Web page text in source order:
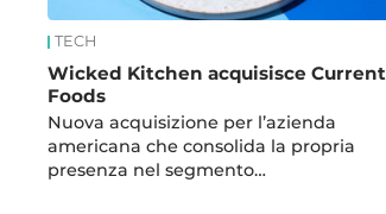
TECH
Wicked Kitchen acquisisce Current
Foods
Nuova acquisizione per l’azienda
americana che consolida la propria
presenza nel segmento…